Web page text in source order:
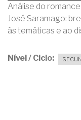
Análise do romance
José Saramago:
às temáticas e ao
Nível / Ciclo